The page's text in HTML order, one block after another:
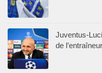
Juventus-
de l’entraîneur